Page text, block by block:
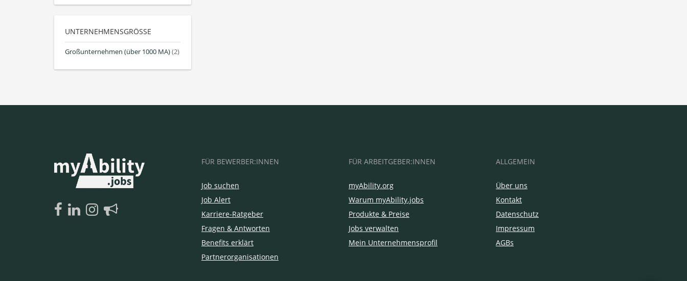
UNTERNEHMENSGRÖSSE
Großunternehmen (über 1000 MA)(2)
FÜR BEWERBER:INNEN
Job suchen
Job Alert
Karriere-Ratgeber
Fragen & Antworten
Benefits erklärt
Partnerorganisationen
FÜR ARBEITGEBER:INNEN
myAbility.org
Warum myAbility.jobs
Produkte & Preise
Jobs verwalten
Mein Unternehmensprofil
ALLGEMEIN
Über uns
Kontakt
Datenschutz
Impressum
AGBs